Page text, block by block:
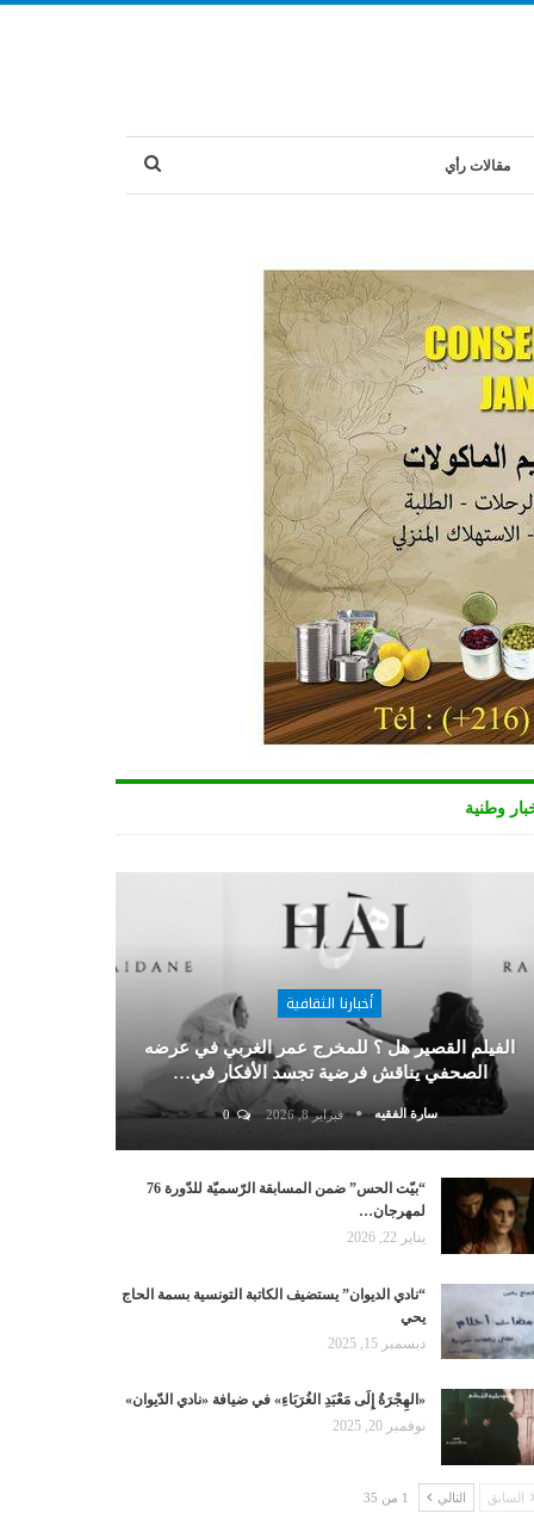
مقالات رأي
وطنية
أخبارنا الثقافية
الفيلم القصير هل ؟ للمخرج عمر الغربي في عرضه
الصحفي يناقش فرضية تجسد الأفكار في…
سارة الفقيه فبراير 8, 2026 0
“بيّت الحس” ضمن المسابقة الرّسميّة للدّورة 76
لمهرجان…
يناير 22, 2026
“نادي الديوان” يستضيف الكاتبة التونسية بسمة الحاج
يحي
ديسمبر 15, 2025
«الهِجْرَةُ إِلَى مَعْبَدِ الغُرَبَاءِ» في ضيافة «نادي الدّيوان»
نوفمبر 20, 2025
السابق التالي 1 من 35